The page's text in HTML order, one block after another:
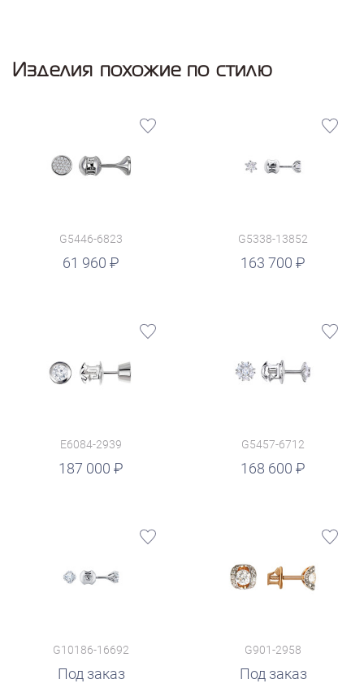
Изделия похожие по стилю
G5446-6823
61 960
G5338-13852
163 700
руб.
E6084-2939
187 000
G5457-6712
168 600
руб.
G10186-16692
Под заказ
G901-2958
Под заказ